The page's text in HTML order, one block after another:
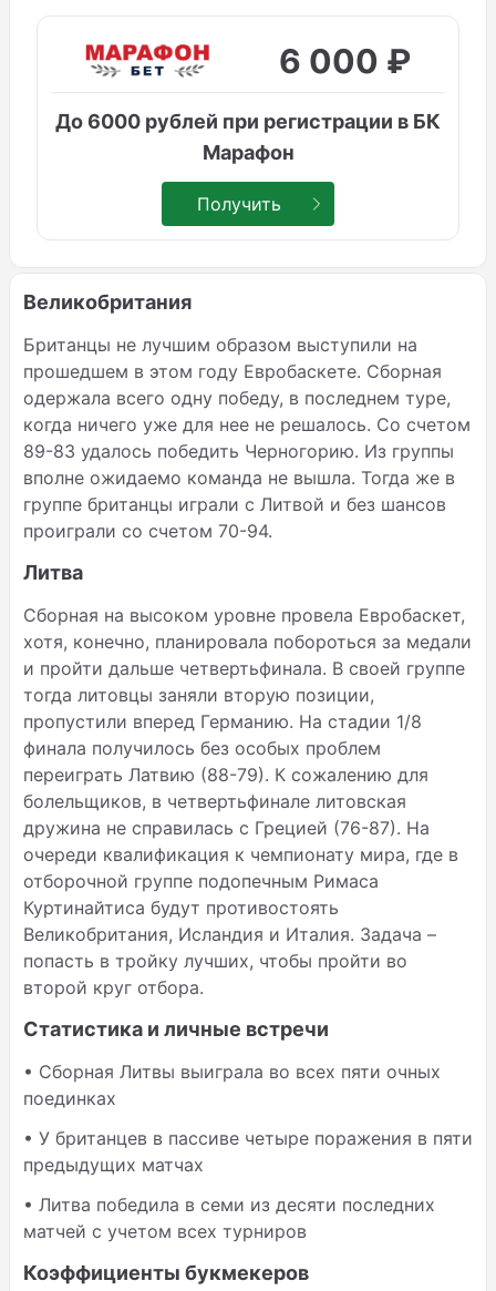
6 000 ₽
До 6000 рублей при регистрации в БК
Марафон
Получить
Великобритания
Британцы не лучшим образом выступили на
прошедшем в этом году Евробаскете. Сборная
одержала всего одну победу, в последнем туре,
когда ничего уже для нее не решалось. Со счетом
89-83 удалось победить Черногорию. Из группы
вполне ожидаемо команда не вышла. Тогда же в
группе британцы играли с Литвой и без шансов
проиграли со счетом 70-94.
Литва
Сборная на высоком уровне провела Евробаскет,
хотя, конечно, планировала побороться за медали
и пройти дальше четвертьфинала. В своей группе
тогда литовцы заняли вторую позиции,
пропустили вперед Германию. На стадии 1/8
финала получилось без особых проблем
переиграть Латвию (88-79). К сожалению для
болельщиков, в четвертьфинале литовская
дружина не справилась с Грецией (76-87). На
очереди квалификация к чемпионату мира, где в
отборочной группе подопечным Римаса
Куртинайтиса будут противостоять
Великобритания, Исландия и Италия. Задача –
попасть в тройку лучших, чтобы пройти во
второй круг отбора.
Статистика и личные встречи
• Сборная Литвы выиграла во всех пяти очных
поединках
• У британцев в пассиве четыре поражения в пяти
предыдущих матчах
• Литва победила в семи из десяти последних
матчей с учетом всех турниров
Коэффициенты букмекеров